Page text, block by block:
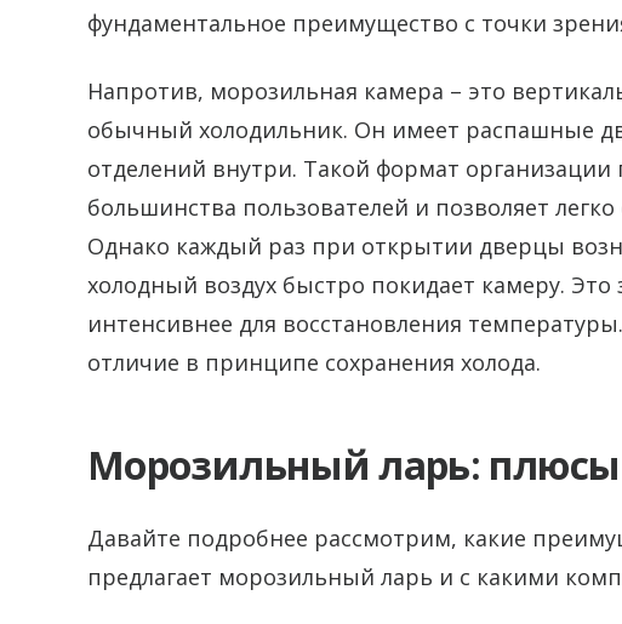
фундаментальное преимущество с точки
Напротив, морозильная камера – это
обычный холодильник. Он имеет распашные
отделений внутри. Такой формат
большинства пользователей и позволяет
Однако каждый раз при открытии дверцы
холодный воздух быстро покидает камеру. Это
интенсивнее для восстановления
отличие в принципе сохранения холода.
Морозильный ларь:
Давайте подробнее рассмотрим, какие
предлагает морозильный ларь и с какими